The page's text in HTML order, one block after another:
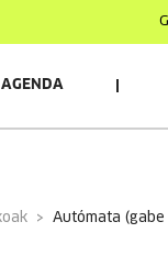
AGENDA
autómata